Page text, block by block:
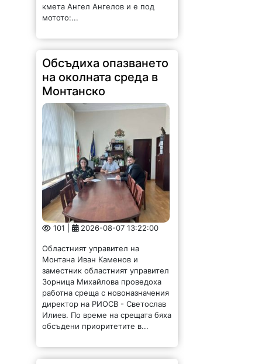
кмета Ангел Ангелов и е под
мотото:...
Обсъдиха опазването
на околната среда в
Монтанско
101 | 2026-08-07 13:22:00
Областният управител на
Монтана Иван Каменов и
заместник областният управител
Зорница Михайлова проведоха
работна среща с новоназначения
директор на РИОСВ - Светослав
Илиев. По време на срещата бяха
обсъдени приоритетите в...